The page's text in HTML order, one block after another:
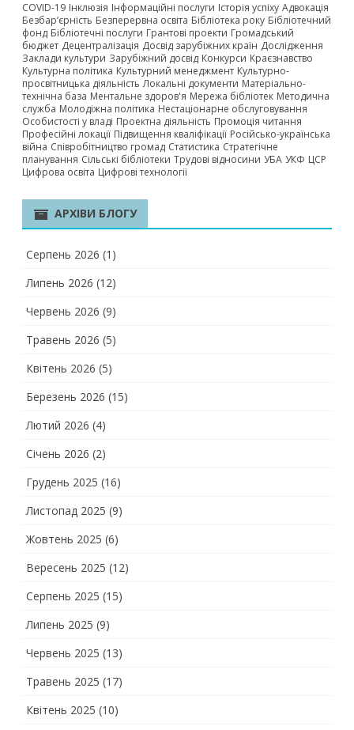
COVID-19 Інклюзія Інформаційні послуги Історія успіху Адвокація
Безбар’єрність Безперервна освіта Бібліотека року Бібліотечний
фонд Бібліотечні послуги Грантові проекти Громадський
бюджет Децентралізація Досвід зарубіжних країн Дослідження
Заклади культури Зарубіжний досвід Конкурси Краєзнавство
Культурна політика Культурний менеджмент Культурно-
просвітницька діяльність Локальні документи Матеріально-
технічна база Ментальне здоров'я Мережа бібліотек Методична
служба Молодіжна політика Нестаціонарне обслуговування
Особистості у владі Проектна діяльність Промоція читання
Професійні локації Підвищення кваліфікації Російсько-українська
війна Співробітництво громад Статистика Стратегічне
планування Сільські бібліотеки Трудові відносини УБА УКФ ЦСР
Цифрова освіта Цифрові технології
АРХІВИ БЛОГУ
Серпень 2026 (1)
Липень 2026 (12)
Червень 2026 (9)
Травень 2026 (5)
Квітень 2026 (5)
Березень 2026 (15)
Лютий 2026 (4)
Січень 2026 (2)
Грудень 2025 (16)
Листопад 2025 (9)
Жовтень 2025 (6)
Вересень 2025 (12)
Серпень 2025 (15)
Липень 2025 (9)
Червень 2025 (13)
Травень 2025 (17)
Квітень 2025 (10)